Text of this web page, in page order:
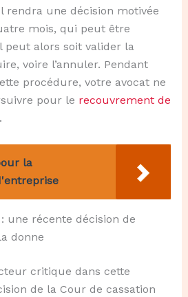
rendra une décision motivée
mois, qui peut être
peut alors soit valider la
voire l’annuler. Pendant
procédure, votre avocat ne
pour le recouvrement de
.
la
une récente décision de
donne
critique dans cette
de la Cour de cassation